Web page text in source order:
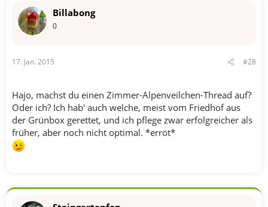
Billabong
0
17. Jan. 2015 #28
Hajo, machst du einen Zimmer-Alpenveilchen-Thread auf?
Oder ich? Ich hab' auch welche, meist vom Friedhof aus
der Grünbox gerettet, und ich pflege zwar erfolgreicher als
früher, aber noch nicht optimal. *erröt*